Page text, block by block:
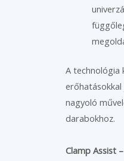
A technológia
nagyoló
darabokhoz.
Clamp Assist